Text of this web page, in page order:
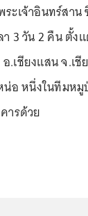
ะเจ้าอินทร์สา
3 วัน 2 คืน ตั้
เชียงแสน จ.เชี
อ หนึ่งในทีมหมู
ารด้วย